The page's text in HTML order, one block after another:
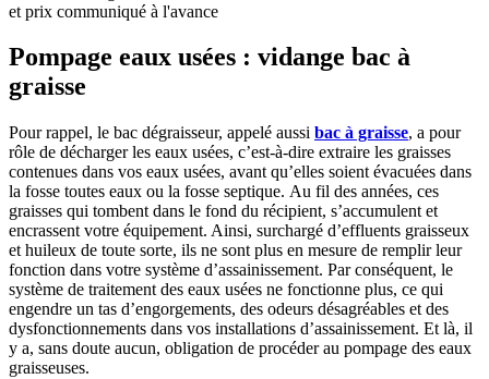
et prix communiqué à l'avance
Pompage eaux usées : vidange bac à
graisse
Pour rappel, le bac dégraisseur, appelé aussi bac à graisse, a pour
rôle de décharger les eaux usées, c’est-à-dire extraire les graisses
contenues dans vos eaux usées, avant qu’elles soient évacuées dans
la fosse toutes eaux ou la fosse septique. Au fil des années, ces
graisses qui tombent dans le fond du récipient, s’accumulent et
encrassent votre équipement. Ainsi, surchargé d’effluents graisseux
et huileux de toute sorte, ils ne sont plus en mesure de remplir leur
fonction dans votre système d’assainissement. Par conséquent, le
système de traitement des eaux usées ne fonctionne plus, ce qui
engendre un tas d’engorgements, des odeurs désagréables et des
dysfonctionnements dans vos installations d’assainissement. Et là, il
y a, sans doute aucun, obligation de procéder au pompage des eaux
graisseuses.